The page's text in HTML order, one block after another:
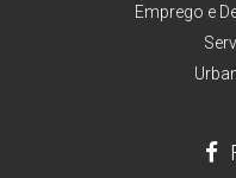
Emprego e